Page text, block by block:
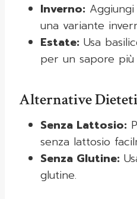
Inverno:
una variante
Estate: Usa
per un sapore più
Alternative
Senza Lattosio:
senza lattosio
Senza Glutine:
glutine.